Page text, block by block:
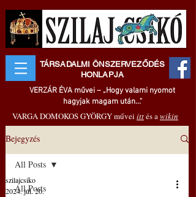
TÁRSADALMI ÖNSZERVEZŐDÉS
HONLAPJA
VERZÁR ÉVA művei – „Hogy valami nyomot
hagyjak magam után..."
VARGA DOMOKOS GYÖRGY művei ittés awikin
Bejegyzés
All Posts
All Posts
szilajcsiko
2024. júl. 20.